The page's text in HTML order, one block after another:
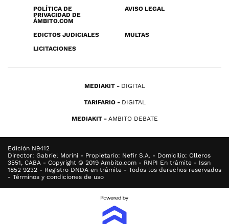
POLÍTICA DE
PRIVACIDAD DE
ÁMBITO.COM
AVISO LEGAL
EDICTOS JUDICIALES
MULTAS
LICITACIONES
MEDIAKIT DIGITAL
TARIFARIO DIGITAL
MEDIAKIT AMBITO DEBATE
Edición N9412
Director: Gabriel Morini - Propietario: Nefir S.A. - Domicilio: Olleros
3551, CABA - Copyright © 2019 Ambito.com - RNPI En trámite - Issn
1852 9232 - Registro DNDA en trámite - Todos los derechos reservados
- Términos y condiciones de uso